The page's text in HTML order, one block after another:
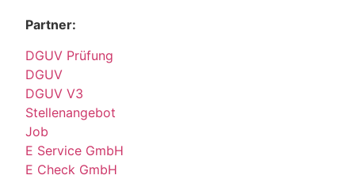
Partner:
DGUV Prüfung
DGUV
DGUV V3
Stellenangebot
Job
E Service GmbH
E Check GmbH